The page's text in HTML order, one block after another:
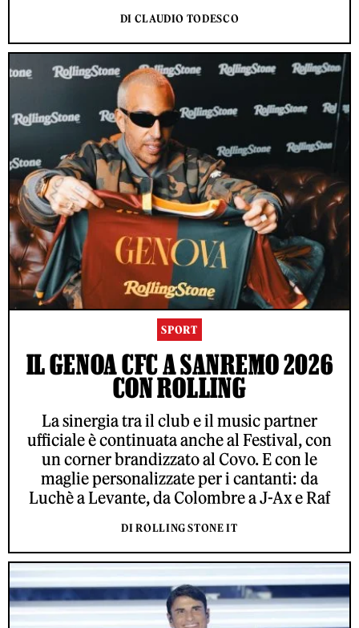
DI CLAUDIO TODESCO
SPORT
IL GENOA CFC A SANREMO 2026
CON ROLLING
La sinergia tra il club e il music partner
ufficiale è continuata anche al Festival, con
un corner brandizzato al Covo. E con le
maglie personalizzate per i cantanti: da
Luchè a Levante, da Colombre a J-Ax e Raf
DI ROLLING STONE IT